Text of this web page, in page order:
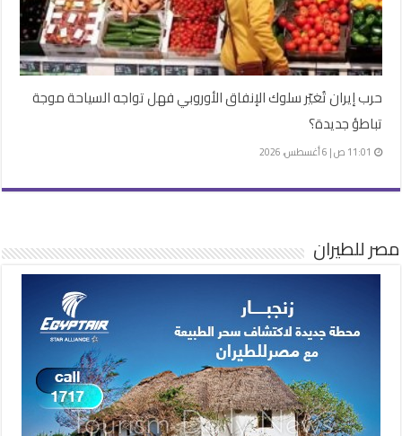
حرب إيران تُغيّر سلوك الإنفاق الأوروبي فهل تواجه السياحة موجة
تباطؤ جديدة؟
11:01 ص | 6 أغسطس، 2026
مصر للطيران